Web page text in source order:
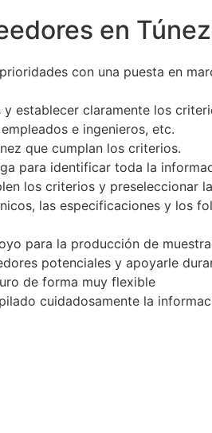
en Túnez
con una puesta en
establecer claramente los
e ingenieros, etc.
que cumplan los criterios.
para identificar toda la
los criterios y preseleccionar
las especificaciones y los
para la producción de
potenciales y apoyarle
de forma muy flexible
cuidadosamente la